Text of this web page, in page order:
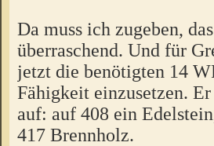
Da muss ich zugeben,
überraschend. Und für
jetzt die benötigten 14
Fähigkeit einzusetzen.
auf: auf 408 ein
417 Brennholz.